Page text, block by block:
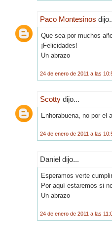
Paco Montesinos
Que sea por muchos
¡Felicidades!
Un abrazo
24 de enero de 2011 a las
Scotty dijo...
Enhorabuena, no por el
24 de enero de 2011 a las
Daniel dijo...
Esperamos verte
Por aquí estaremos si
Un abrazo
24 de enero de 2011 a las